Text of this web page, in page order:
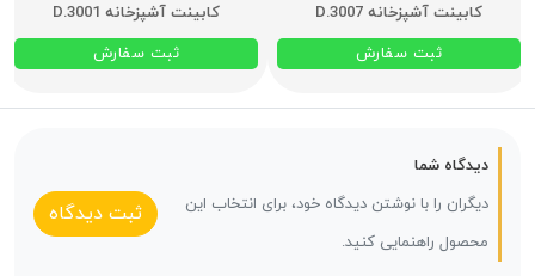
کابینت آشپزخانه D.3007
ثبت سفارش
کابینت آشپزخانه D.3001
ثبت سفارش
دیدگاه شما
دیگران را با نوشتن دیدگاه خود، برای انتخاب این
محصول راهنمایی کنید.
ثبت دیدگاه